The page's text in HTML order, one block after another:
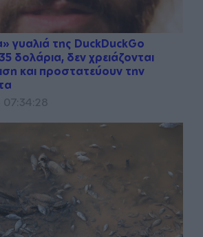
γυαλιά της DuckDuckGo
δολάρια, δεν χρειάζονται
και προστατεύουν την